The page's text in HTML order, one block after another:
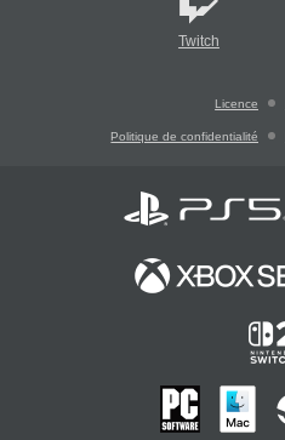
Twitch
Licence
Politique de confidentialité